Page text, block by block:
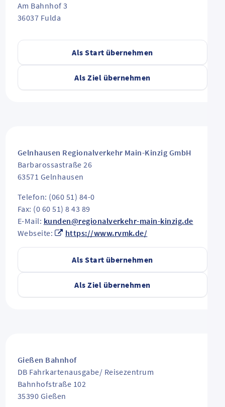
Als Start übernehmen
Als Ziel übernehmen
Am Bahnhof 3
36037 Fulda
Als Start übernehmen
Als Ziel übernehmen
Gelnhausen Regionalverkehr Main-Kinzig GmbH
Barbarossastraße 26
63571 Gelnhausen
Telefon: (060 51) 84-0
Fax: (0 60 51) 8 43 89
E-Mail: kunden@regionalverkehr-main-kinzig.de
Webseite:
https://www.rvmk.de/
Gießen Bahnhof
DB Fahrkartenausgabe/ Reisezentrum
Bahnhofstraße 102
35390 Gießen